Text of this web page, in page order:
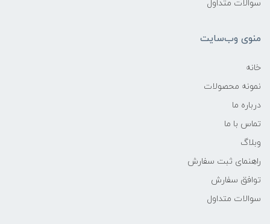
سوالات متداول
منوی وب‌سایت
خانه
نمونه محصولات
درباره ما
تماس با ما
وبلاگ
راهنمای ثبت سفارش
توافق سفارش
سوالات متداول